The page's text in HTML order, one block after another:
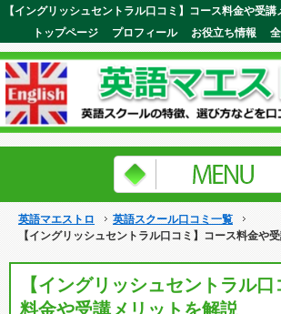
お役立ち情報
プロフィール
トップページ
英語マエストロ
英語スクール口コミ一覧
【イングリッシュセントラル口コミ】コース料金や
【イングリッシュセントラル
料金や受講メリットを解説